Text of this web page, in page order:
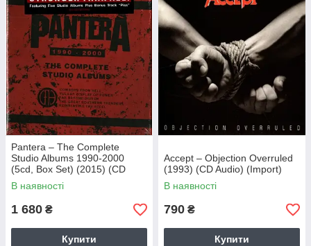
Pantera – The Complete
Studio Albums 1990-2000
(5cd, Box Set) (2015) (CD
Audio) (Import)
В наявності
1 680 ₴
Купити
Accept – Objection Overruled
(1993) (CD Audio) (Import)
В наявності
790 ₴
Купити